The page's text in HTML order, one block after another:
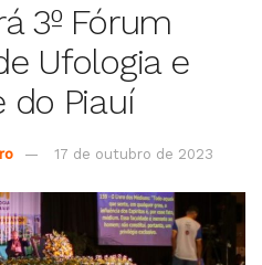
3º Fórum
Ufologia e
do Piauí
17 de outubro de 2023